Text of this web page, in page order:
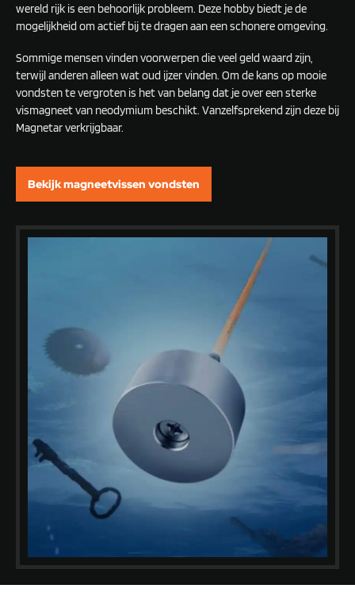
wereld rijk is een behoorlijk probleem. Deze hobby biedt je de
mogelijkheid om actief bij te dragen aan een schonere omgeving.
Sommige mensen vinden voorwerpen die veel geld waard zijn,
terwijl anderen alleen wat oud ijzer vinden. Om de kans op mooie
vondsten te vergroten is het van belang dat je over een sterke
vismagneet van neodymium beschikt. Vanzelfsprekend zijn deze bij
Magnetar verkrijgbaar.
Bekijk magneetvissen vondsten